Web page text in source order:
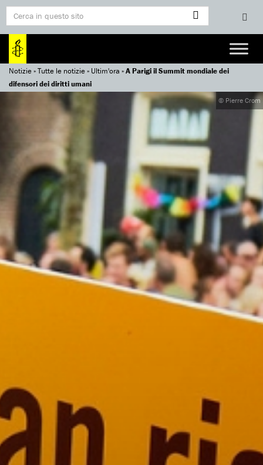
Notizie»Tutte le notizie» Ultim'ora »A Parigi il Summit mondiale dei
difensori dei diritti umani
© Pierre Crom